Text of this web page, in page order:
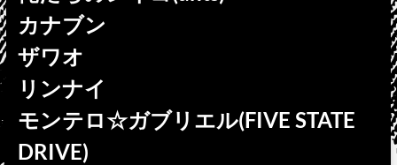
カナブン
ザワオ
リンナイ
モンテロ☆ガブリエル(FIVE STATE
DRIVE)